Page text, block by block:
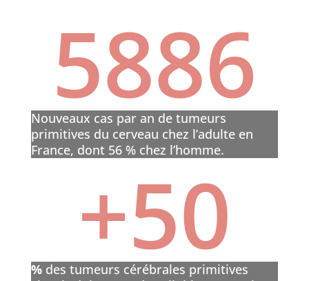
5886
Nouveaux cas par an de tumeurs
primitives du cerveau chez l’adulte en
France, dont 56 % chez l’homme.
+50
%des tumeurs cérébrales primitives